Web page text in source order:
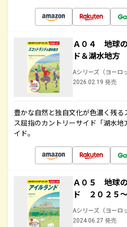
Ａ０４ 地球
ド＆湖水地方
Aシリーズ（ヨーロ
2026.02.19 発売
豊かな自然と独自文化が色濃く残る
ス屈指のカントリーサイド「湖水
イド。
Ａ０５ 地球
ド ２０２５
Aシリーズ（ヨーロ
2024.06.27 発売